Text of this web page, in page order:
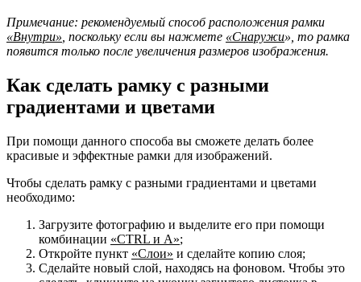
Примечание: рекомендуемый способ расположения рамки
«Внутри» , поскольку если вы нажмете «Снаружи», то рамка
появится только после увеличения размеров изображения.
Как сделать рамку с разными
градиентами и цветами
При помощи данного способа вы сможете делать более
красивые и эффектные рамки для изображений.
Чтобы сделать рамку с разными градиентами и цветами
необходимо:
Загрузите фотографию и выделите его при помощи
комбинации «CTRL и A»;
Откройте пункт «Слои» и сделайте копию слоя;
Сделайте новый слой, находясь на фоновом. Чтобы это